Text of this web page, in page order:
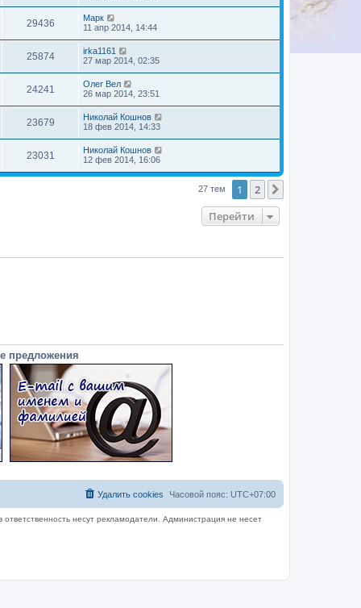
29436
Марк
11 апр 2014, 14:44
25874
irka1161
27 мар 2014, 02:35
24241
Олег Вел
26 мар 2014, 23:51
23679
Николай Кошнов
18 фев 2014, 14:33
23031
Николай Кошнов
12 фев 2014, 16:06
27 тем 1 2
Перейти
предложения
Часовой пояс: UTC+07:00
Удалить cookies
несут рекламодатели. Администрация не несет